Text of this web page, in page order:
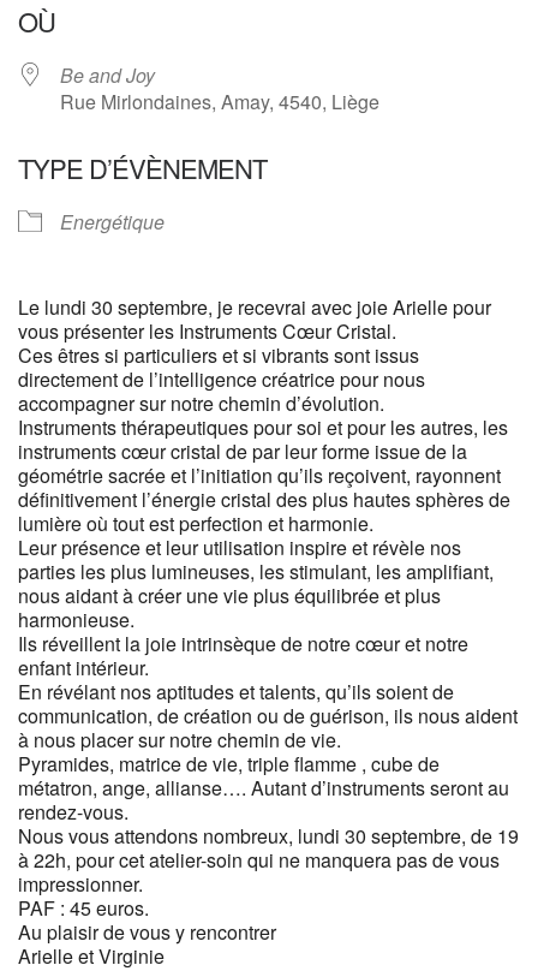
OÙ
Be and Joy
Rue Mirlondaines, Amay, 4540, Liège
TYPE D’ÉVÈNEMENT
Energétique
Le lundi 30 septembre, je recevrai avec joie Arielle pour
vous présenter les Instruments Cœur Cristal.
Ces êtres si particuliers et si vibrants sont issus
directement de l’intelligence créatrice pour nous
accompagner sur notre chemin d’évolution.
Instruments thérapeutiques pour soi et pour les autres, les
instruments cœur cristal de par leur forme issue de la
géométrie sacrée et l’initiation qu’ils reçoivent, rayonnent
définitivement l’énergie cristal des plus hautes sphères de
lumière où tout est perfection et harmonie.
Leur présence et leur utilisation inspire et révèle nos
parties les plus lumineuses, les stimulant, les amplifiant,
nous aidant à créer une vie plus équilibrée et plus
harmonieuse.
Ils réveillent la joie intrinsèque de notre cœur et notre
enfant intérieur.
En révélant nos aptitudes et talents, qu’ils soient de
communication, de création ou de guérison, ils nous aident
à nous placer sur notre chemin de vie.
Pyramides, matrice de vie, triple flamme , cube de
métatron, ange, allianse…. Autant d’instruments seront au
rendez-vous.
Nous vous attendons nombreux, lundi 30 septembre, de 19
à 22h, pour cet atelier-soin qui ne manquera pas de vous
impressionner.
PAF : 45 euros.
Au plaisir de vous y rencontrer
Arielle et Virginie